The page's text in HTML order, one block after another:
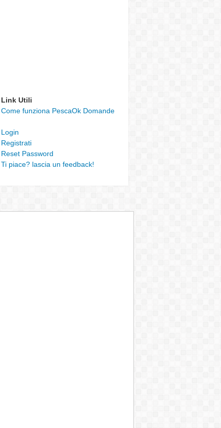
Link Utili
Come funziona PescaOk Domande
Login
Registrati
Reset Password
Ti piace? lascia un feedback!